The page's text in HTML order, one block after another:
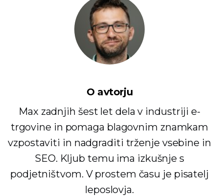
O avtorju
Max zadnjih šest let dela v industriji e-
trgovine in pomaga blagovnim znamkam
vzpostaviti in nadgraditi trženje vsebine in
SEO. Kljub temu ima izkušnje s
podjetništvom. V prostem času je pisatelj
leposlovja.